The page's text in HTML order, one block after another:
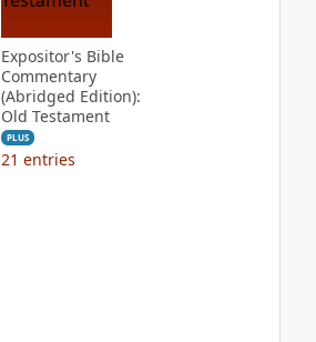
Expositor's Bible
Commentary
(Abridged Edition):
Old Testament
PLUS
21 entries